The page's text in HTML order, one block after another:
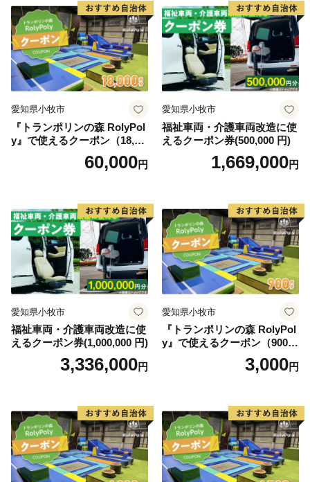
君津市ふるさと納税事務局
TEL 050-3526-0525
FAX 0968-82-8188
営業時間 9：00～18：00
（※土日祝日・年末年始期間休み）
＜メールでのお問合せ＞
kimitsu12@support-bpo.com
※オンラインでのワンストップ特例申請を受付開始
自治体マイページにて【オンラインワンストップ特例申
https://mypg.jp/
【ワンストップ特例申請書送付先】
〒299-1192
千葉県君津市久保２丁目１３番１号
君津市役所 財政部財政課宛
令和3年10月より普通郵便の
配達日数が変更になりましたので、
余裕を持って投函をお願い致します。
【令和9年1月10日必着】
愛知県小牧市
『トランポリンの森 RolyPol
y』で使えるクーポン（18,00
60,000円
愛知県小牧市
福祉車両・介護車両改造に使
えるクーポン券(500,000 円)
1,669,000円
愛知県小牧市
福祉車両・介護車両改造に使
えるクーポン券(1,000,000 円)
3,336,000円
愛知県小牧市
『トランポリンの森 RolyPol
y』で使えるクーポン（900
3,000円